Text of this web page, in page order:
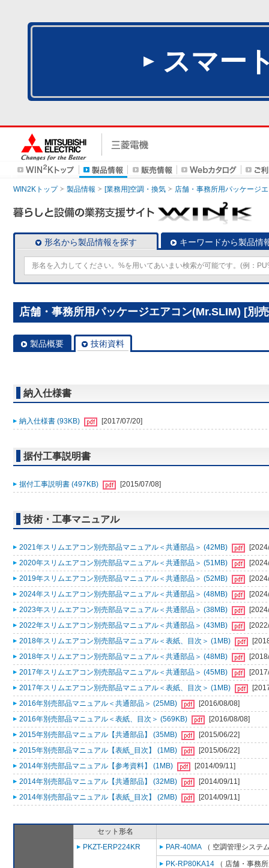
スマー
WIN2Kトップ 製品情報 [業務用]空調・換気 店舗・事務所用パッケージ
形名から製品情報を探す キーワードから製品情
店舗・事務所用パッケージエアコン(Mr.SLIM) [別
製品概要 技術資料
納入仕様書
納入仕様書 (93KB) [2017/07/20]
据付工事説明書
据付工事説明書 (497KB) [2015/07/08]
技術・工事マニュアル
2021年スリムエアコン別売部品マニュアル＜共通部品＞ (42MB)
2020年スリムエアコン別売部品マニュアル＜共通部品＞ (51MB)
2019年スリムエアコン別売部品マニュアル＜共通部品＞ (52MB)
2024年スリムエアコン別売部品マニュアル＜共通部品＞ (48MB)
2023年スリムエアコン別売部品マニュアル＜共通部品＞ (38MB)
2022年スリムエアコン別売部品マニュアル＜共通部品＞ (43MB)
2018年スリムエアコン別売部品マニュアル＜表紙、目次＞ (1MB)
2018年スリムエアコン別売部品マニュアル＜共通部品＞ (48MB)
2017年スリムエアコン別売部品マニュアル＜共通部品＞ (45MB)
2017年スリムエアコン別売部品マニュアル＜表紙、目次＞ (1MB)
2016年別売部品マニュアル＜共通部品＞ (25MB)
[2016/08/08]
2016年別売部品マニュアル＜表紙、目次＞ (569KB)
[2016/08/08]
2015年別売部品マニュアル【共通部品】 (35MB)
[2015/06/22]
2015年別売部品マニュアル【表紙_目次】 (1MB)
[2015/06/22]
2014年別売部品マニュアル【参考資料】 (1MB)
[2014/09/11]
2014年別売部品マニュアル【共通部品】 (32MB)
[2014/09/11]
2014年別売部品マニュアル【表紙_目次】 (2MB)
[2014/09/11]
セット形名
PKZT-ERP224KR
PAR-40MA （ 空調管理システ
PK-RP80KA14 （ 店舗・事務